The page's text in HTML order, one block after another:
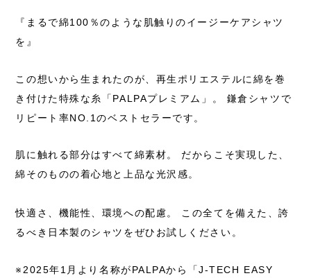
『まるで綿100％のような肌触りのイージーケアシャツ
を』
この想いから生まれたのが、 再生ポリエステルに綿を巻
き付けた特殊な糸「PALPAプレミアム」。
鎌倉シャツで
リピート率NO.1のベストセラーです。
肌に触れる部分はすべて綿素材。
だからこそ実現した、
綿そのものの着心地と上品な光沢感。
快適さ、機能性、環境への配慮。
この全てを備えた、誇
るべき日本製のシャツをぜひお試しください。
※2025年1月より名称がPALPAから
「J-TECH EASY